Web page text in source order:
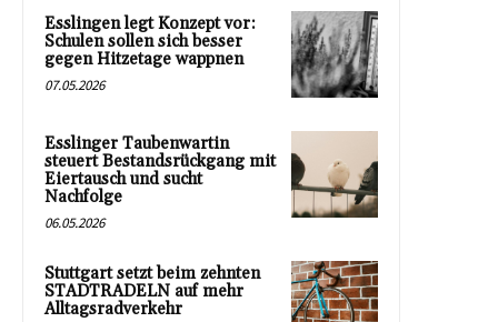
Esslingen legt Konzept vor:
Schulen sollen sich besser
gegen Hitzetage wappnen
07.05.2026
Esslinger Taubenwartin
steuert Bestandsrückgang mit
Eiertausch und sucht
Nachfolge
06.05.2026
Stuttgart setzt beim zehnten
STADTRADELN auf mehr
Alltagsradverkehr